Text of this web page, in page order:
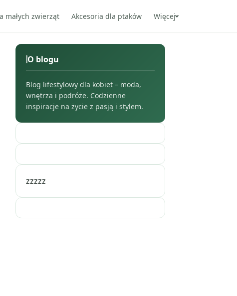
małych zwierząt Akcesoria dla ptaków Więcej
O blogu
Blog lifestylowy dla kobiet – moda,
wnętrza i podróże. Codzienne
inspiracje na życie z pasją i stylem.
zzzzz